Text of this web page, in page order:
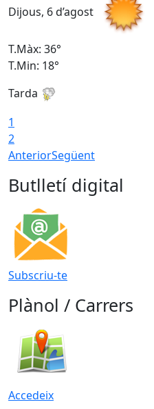
Dijous, 6 d’agost
T.Màx: 36°
T.Min: 18°
Tarda
1
2
AnteriorSegüent
Butlletí digital
Subscriu-te
Plànol / Carrers
Accedeix